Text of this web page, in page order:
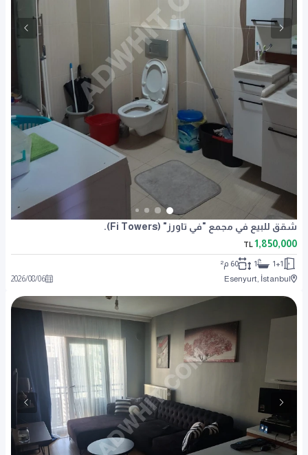
شقق للبيع في مجمع "في تاورز" (Fi Towers).
1,850,000
TL
1+1
1
60 م²
Esenyurt, İstanbul
2026/08/06